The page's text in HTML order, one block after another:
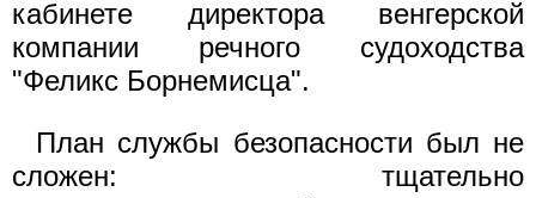
кабинете директора венгерской
компании речного судоходства
"Феликс Борнемисца".
План службы безопасности был не
сложен: тщательно